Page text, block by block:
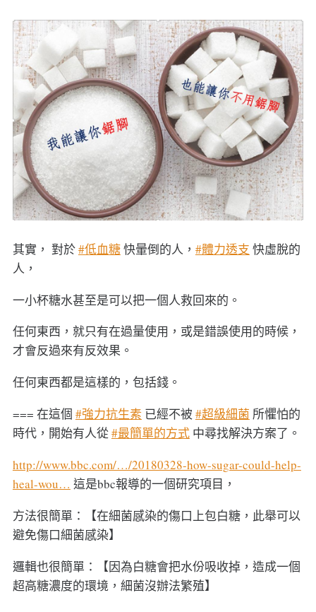
其實， 對於#低血糖快暈倒的人， #體力透支 快虛脫的
人，
一小杯糖水甚至是可以把一個人救回來的。
任何東西，就只有在過量使用，或是錯誤使用的時候，
才會反過來有反效果。
任何東西都是這樣的，包括錢。
=== 在這個 #強力抗生素已經不被 #超級細菌 所懼怕的
時代，開始有人從#最簡單的方式中尋找解決方案了。
http://www.bbc.com/…/20180328-how-sugar-could-help-
heal-wou… 這是bbc報導的一個研究項目，
方法很簡單：【在細菌感染的傷口上包白糖，此舉可以
避免傷口細菌感染】
邏輯也很簡單：【因為白糖會把水份吸收掉，造成一個
超高糖濃度的環境，細菌沒辦法繁殖】